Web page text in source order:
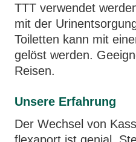
TTT verwendet
mit der
Toiletten kann mit
gelöst werden.
Reisen.
Unsere Erfahrung
Der Wechsel von